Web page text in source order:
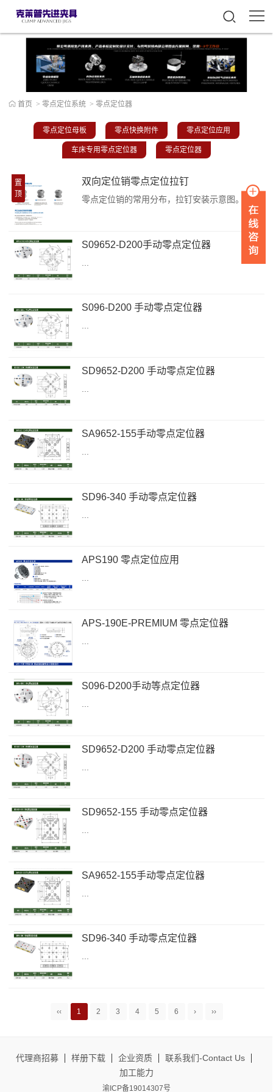
首页 > 零点定位系统 > 零点定位器
零点定位母板 零点快换附件 零点定位应用
车床专用零点定位器 零点定位器
置
顶
双向定位销零点定位拉钉
零点定位销的常用分布，拉钉安装示意图。零点定位系统可在线询价及交期，在线技术支持：请致电：153-303-92927零点快换拉钉A2 /3D数模来源：克莱普已经过安全软件检测无毒，请您放心下载。零点快换拉钉A5 /3D数模来源：克莱普已经过安全软件检测无毒，请您放心下载。零点快换拉钉A10 /3D数模来源：克莱普已经过安全软件检测无毒，请您放心下载。零点快换拉钉A20 /3D数模来源：克莱普已经过...
S09652-D200手动零点定位器
S096-D200 手动零点定位器
...
SD9652-D200 手动零点定位器
SA9652-155手动零点定位器
...
SD96-340 手动零点定位器
APS190 零点定位应用
...
APS-190E-PREMIUM 零点定位器
S096-D200手动等点定位器
...
SD9652-D200 手动零点定位器
SD9652-155 手动零点定位器
...
SA9652-155手动零点定位器
SD96-340 手动零点定位器
...
‹‹ 1 2 3 4 5 6 › ››
代理商招募 样册下载 企业资质
联系我们-Contact Us
加工能力
渝ICP备19014307号